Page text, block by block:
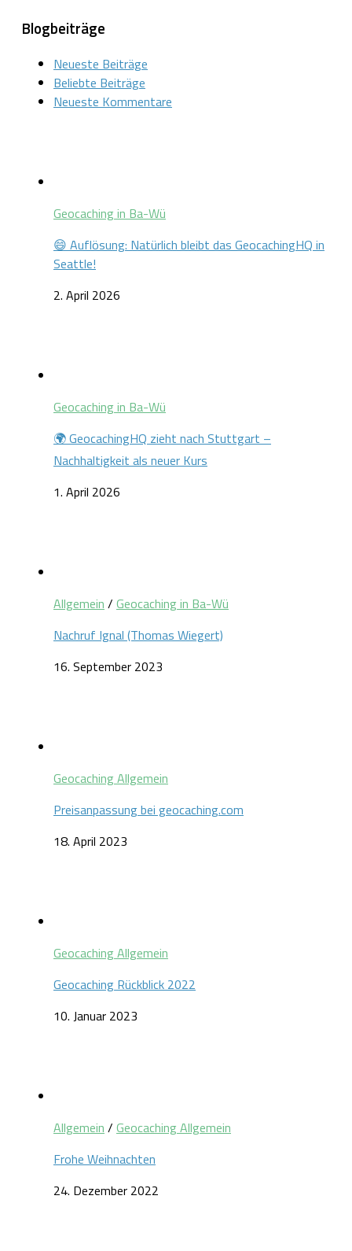
Blogbeiträge
Neueste Beiträge
Beliebte Beiträge
Neueste Kommentare
Geocaching in Ba-Wü
😄 Auflösung: Natürlich bleibt das GeocachingHQ in
Seattle!
2. April 2026
Geocaching in Ba-Wü
🌍 GeocachingHQ zieht nach Stuttgart –
Nachhaltigkeit als neuer Kurs
1. April 2026
Allgemein / Geocaching in Ba-Wü
Nachruf Ignal (Thomas Wiegert)
16. September 2023
Geocaching Allgemein
Preisanpassung bei geocaching.com
18. April 2023
Geocaching Allgemein
Geocaching Rückblick 2022
10. Januar 2023
Allgemein / Geocaching Allgemein
Frohe Weihnachten
24. Dezember 2022